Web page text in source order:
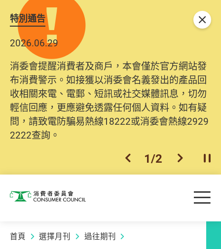
特別通告
2026.06.29
消委會提醒消費者及商戶，本會僅於官方網站發
布消費警示。如接獲以消委會名義發出的產品回
收相關來電、電郵、短訊或社交媒體訊息，切勿
輕信回應，更應避免透露任何個人資料。如有疑
問，請致電防騙易熱線18222或消委會熱線2929
2222查詢。
上一個
1/2 下一個開
關閉
消費者委員會 目
首頁 選擇月刊 過往期刊